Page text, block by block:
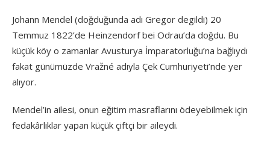
Johann Mendel (doğduğunda adı Gregor degildi) 20
Temmuz 1822’de Heinzendorf bei Odrau’da doğdu. Bu
küçük köy o zamanlar Avusturya İmparatorluğu’na bağlıydı
fakat günümüzde Vražné adıyla Çek Cumhuriyeti’nde yer
alıyor.
Mendel’in ailesi, onun eğitim masraflarını ödeyebilmek için
fedakârlıklar yapan küçük çiftçi bir aileydi.